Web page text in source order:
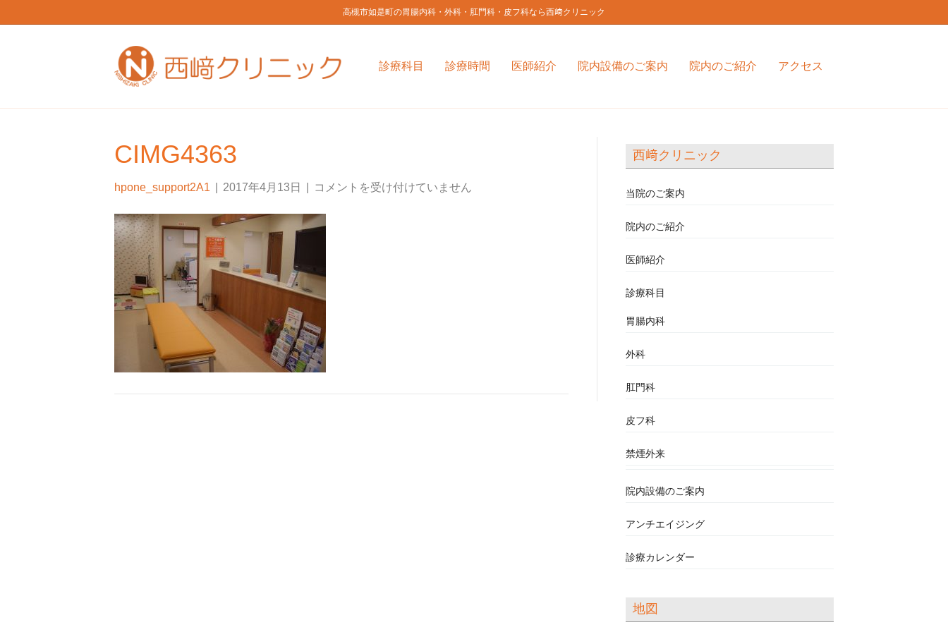
高槻市如是町の胃腸内科・外科・肛門科・皮フ科なら西﨑クリニック
診療科目 診療時間 医師紹介 院内設備のご案内 院内のご紹介 アクセス
CIMG4363
hpone_support2A1 2017年4月13日 コメントを受け付けていません
西﨑クリニック
当院のご案内
院内のご紹介
医師紹介
診療科目
胃腸内科
外科
肛門科
皮フ科
禁煙外来
院内設備のご案内
アンチエイジング
診療カレンダー
地図